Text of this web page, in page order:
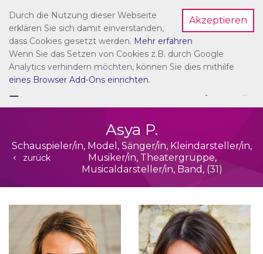
Dein Account
☰
Asya P.
zurück
Schauspieler/in, Model, Sänger/in, Kleindarsteller/in,
Musiker/in, Theatergruppe,
Musicaldarsteller/in, Band, (31)
Akzeptieren
Durch die Nutzung dieser Webseite
erklären Sie sich damit einverstanden,
dass Cookies gesetzt werden. Mehr erfahren
Wenn Sie das Setzen von Cookies z.B. durch Google
Analytics verhindern möchten, können Sie dies mithilfe
eines Browser Add-Ons einrichten.